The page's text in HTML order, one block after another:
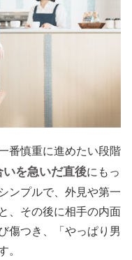
番慎重に進めたい段階
いを急いだ直後にもっ
ンプルで、外見や第一
、その後に相手の内面
傷つき、「やっぱり男
。